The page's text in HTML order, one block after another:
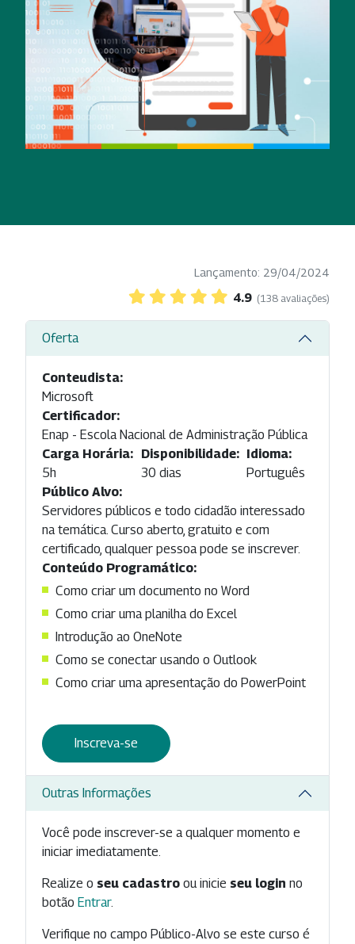
Lançamento: 29/04/2024
4.9 (138 avaliações)
Oferta
Conteudista:
Microsoft
Certificador:
Enap - Escola Nacional de Administração Pública
Carga Horária:
5h
Disponibilidade:
30 dias
Idioma:
Português
Público Alvo:
Servidores públicos e todo cidadão interessado
na temática. Curso aberto, gratuito e com
certificado, qualquer pessoa pode se inscrever.
Conteúdo Programático:
Como criar um documento no Word
Como criar uma planilha do Excel
Introdução ao OneNote
Como se conectar usando o Outlook
Como criar uma apresentação do PowerPoint
Inscreva-se
Outras Informações
Você pode inscrever-se a qualquer momento e
iniciar imediatamente.
Realize o seu cadastro ou inicie seu login no
botão Entrar.
Verifique no campo Público-Alvo se este curso é